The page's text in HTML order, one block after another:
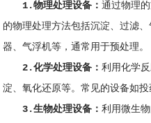
1.物理处理设备：通过物理
的物理处理方法包括沉淀、过滤
器、气浮机等，通常用于预处理。
2.化学处理设备：利用化学
淀、氧化还原等。常见的设备如
3.生物处理设备：利用微生